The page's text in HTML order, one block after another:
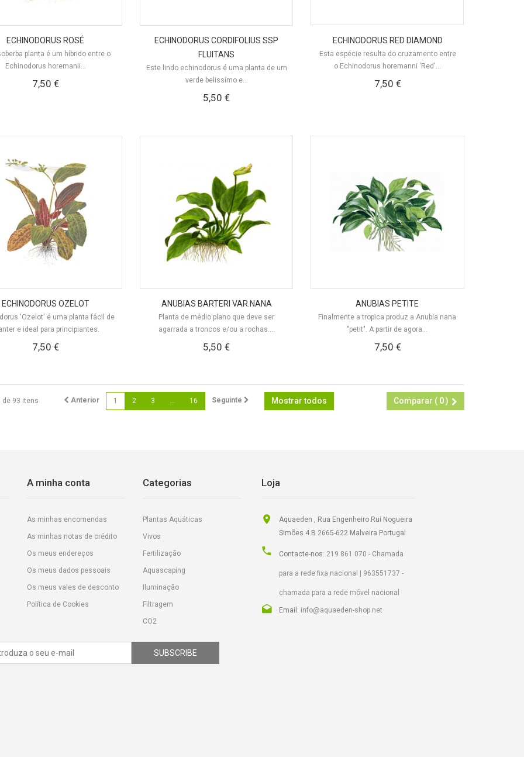
ECHINODORUS ROSÉ
planta é um híbrido entre o
Echinodorus horemanii...
7,50 €
ECHINODORUS CORDIFOLIUS SSP
FLUITANS
Este lindo echinodorus é uma planta de um
verde belissímo e...
5,50 €
ECHINODORUS RED DIAMOND
Esta espécie resulta do cruzamento entre
o Echinodorus horemanni 'Red'...
7,50 €
ECHINODORUS OZELOT
'Ozelot' é uma planta fácil de
e ideal para principiantes.
7,50 €
ANUBIAS BARTERI VAR.NANA
Planta de médio plano que deve ser
agarrada a troncos e/ou a rochas....
5,50 €
ANUBIAS PETITE
Finalmente a tropica produz a Anubia nana
"petit". A partir de agora...
7,50 €
Comparar ( 0)
Mostrar todos
Anterior 1 2 3 ... 16 Seguinte
de 93 itens
A minha conta
As minhas encomendas
As minhas notas de crédito
Os meus endereços
Os meus dados pessoais
Os meus vales de desconto
Política de Cookies
Categorias
Plantas Aquáticas
Vivos
Fertilização
Aquascaping
Iluminação
Filtragem
CO2
Loja
Aquaeden , Rua Engenheiro Rui Nogueira
Simões 4 B 2665-622 Malveira Portugal
Contacte-nos: 219 861 070 - Chamada
para a rede fixa nacional | 963551737 -
chamada para a rede móvel nacional
Email: info@aquaeden-shop.net
SUBSCRIBE